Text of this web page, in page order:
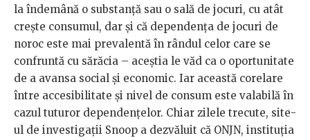
la îndemână o substanță sau o sală de jocuri, cu atât
crește consumul, dar și că dependența de jocuri de
noroc este mai prevalentă în rândul celor care se
confruntă cu sărăcia – aceștia le văd ca o oportunitate
de a avansa social și economic. Iar această corelare
între accesibilitate și nivel de consum este valabilă în
cazul tuturor dependențelor. Chiar zilele trecute, site-
ul de investigații Snoop a dezvăluit că ONJN, instituția